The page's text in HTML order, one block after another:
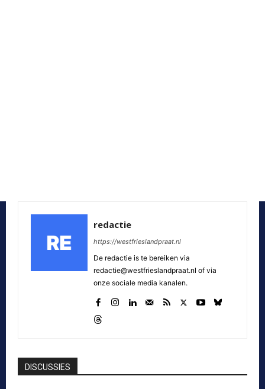
redactie
https://westfrieslandpraat.nl
De redactie is te bereiken via
redactie@westfrieslandpraat.nl of via
onze sociale media kanalen.
DISCUSSIES